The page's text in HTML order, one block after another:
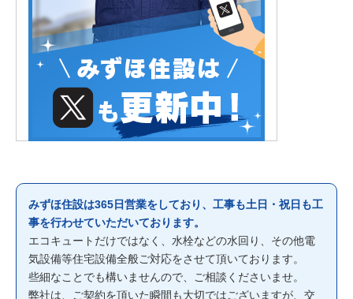
みずほ住設は365日営業をしており、工事も土日・祝日も工
事を行わせていただいております。
エコキュートだけではなく、水栓などの水回り、その他電
気設備等住宅設備全般ご対応をさせて頂いております。
些細なことでも構いませんので、ご相談くださいませ。
弊社は、ご契約を頂いた瞬間も大切ではございますが、交